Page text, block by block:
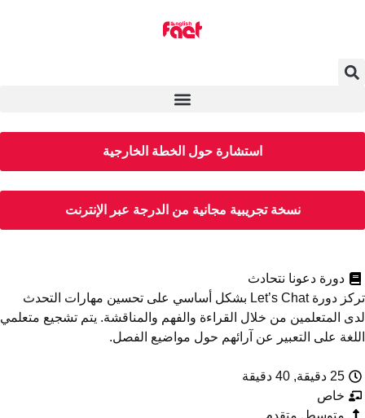
استشارة حول الخطة الخارجية
نسخة تجريبية مجانية من الدرجة عبر الإنترنت
دورة دعونا نتحادث
تركز دورة Let’s Chat بشكل أساسي على تحسين مهارات التحدث
المتعلمين من خلال القراءة والفهم والمناقشة. يتم تشجيع متعلمي
على التعبير عن آرائهم حول مواضيع الفصل.
25 دقيقة, 40 دقيقة
خاص
متوسط, متقدم